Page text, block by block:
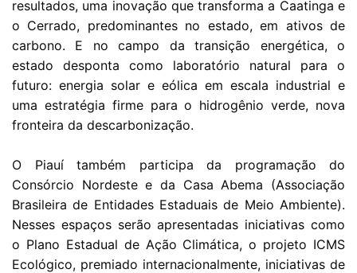
resultados, uma inovação que transforma a Caatinga e
o Cerrado, predominantes no estado, em ativos de
carbono. E no campo da transição energética, o
estado desponta como laboratório natural para o
futuro: energia solar e eólica em escala industrial e
uma estratégia firme para o hidrogênio verde, nova
fronteira da descarbonização.
O Piauí também participa da programação do
Consórcio Nordeste e da Casa Abema (Associação
Brasileira de Entidades Estaduais de Meio Ambiente).
Nesses espaços serão apresentadas iniciativas como
o Plano Estadual de Ação Climática, o projeto ICMS
Ecológico, premiado internacionalmente, iniciativas de